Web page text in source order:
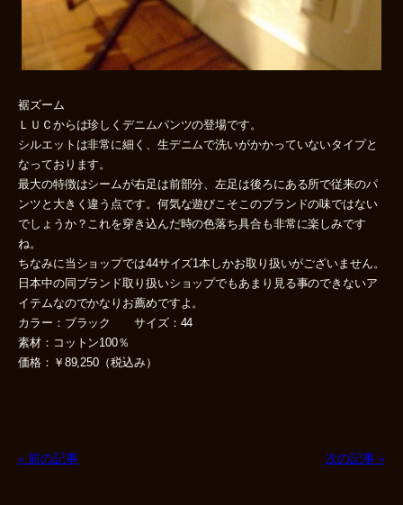
裾ズーム
ＬＵＣからは珍しくデニムパンツの登場です。
シルエットは非常に細く、生デニムで洗いがかかっていないタイプと
なっております。
最大の特徴はシームが右足は前部分、左足は後ろにある所で従来のパ
ンツと大きく違う点です。何気な遊びこそこのブランドの味ではない
でしょうか？これを穿き込んだ時の色落ち具合も非常に楽しみです
ね。
ちなみに当ショップでは44サイズ1本しかお取り扱いがございません。
日本中の同ブランド取り扱いショップでもあまり見る事のできないア
イテムなのでかなりお薦めですよ。
カラー：ブラック サイズ：44
素材：コットン100％
価格：￥89,250（税込み）
« 前の記事 次の記事 »